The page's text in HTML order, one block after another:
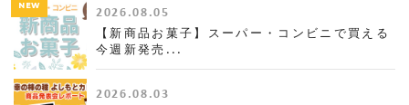
NEW 2026.08.05
【新商品お菓子】スーパー・コンビニで買える
今週新発売...
2026.08.03